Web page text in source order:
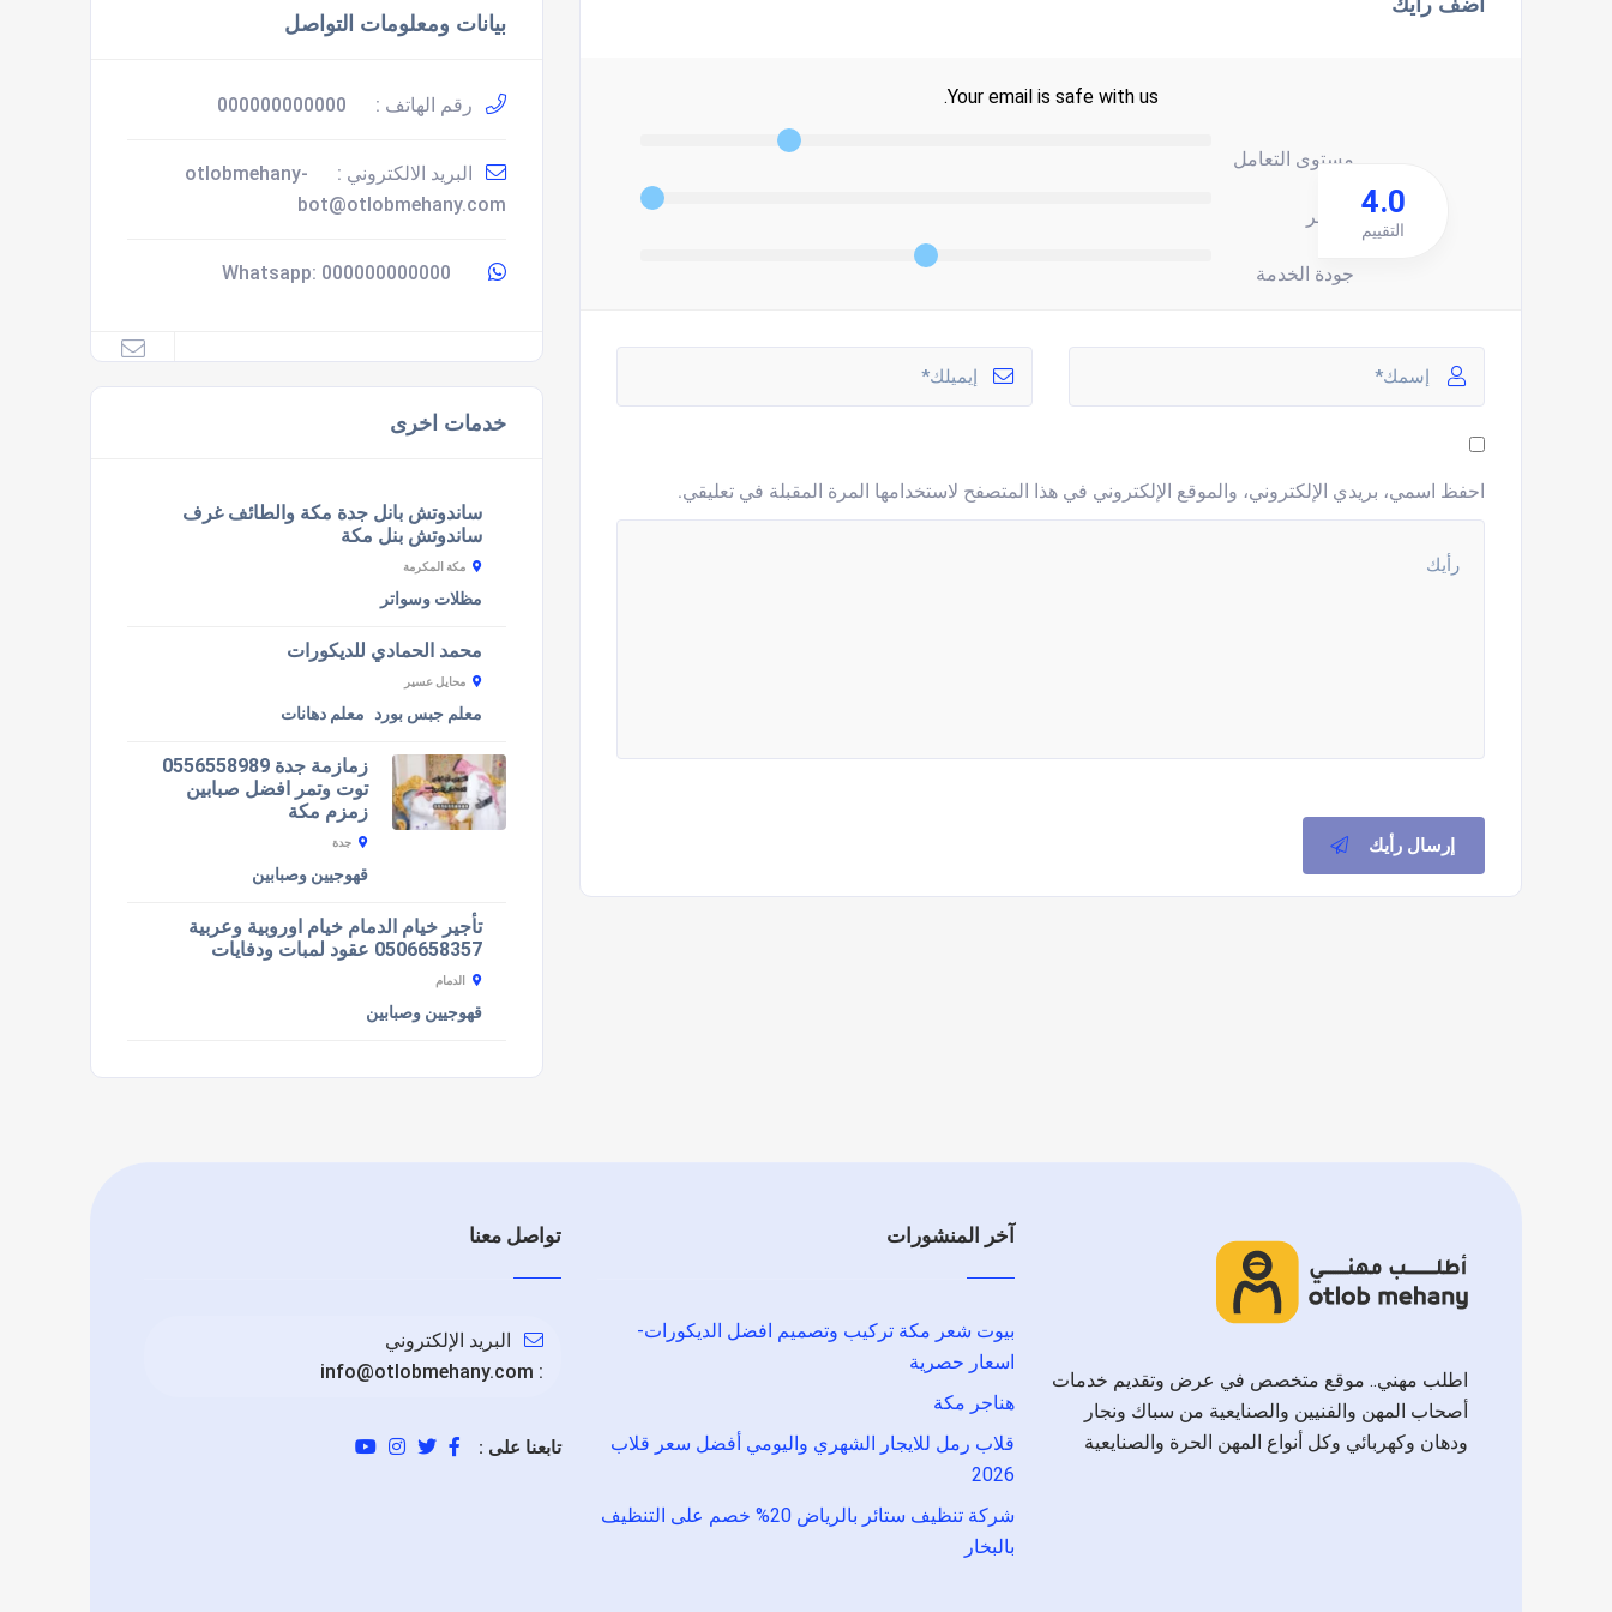
Your email is safe with us.
مستوى التعامل
السعر
جودة الخدمة
4.0
التقييم
احفظ اسمي، بريدي الإلكتروني، والموقع الإلكتروني في هذا المتصفح لاستخدامها المرة المقبلة في تعليقي.
إرسال رأيك
بيانات ومعلومات التواصل
رقم الهاتف : 000000000000
البريد الالكتروني :
otlobmehany-
bot@otlobmehany.com
000000000000
خدمات اخرى
ساندوتش بانل جدة مكة والطائف غرف
ساندوتش بنل مكة
مكة المكرمة
مظلات وسواتر
محمد الحمادي للديكورات
محايل عسير
معلم جبس بورد معلم دهانات
زمازمة جدة 0556558989
توت وتمر افضل صبابين
زمزم مكة
جدة
قهوجيين وصبابين
تأجير خيام الدمام خيام اوروبية وعربية
0506658357 عقود لمبات ودفايات
الدمام
قهوجيين وصبابين
اطلب مهني.. موقع متخصص في عرض وتقديم خدمات
أصحاب المهن والفنيين والصنايعية من سباك ونجار
ودهان وكهربائي وكل أنواع المهن الحرة والصنايعية
آخر المنشورات
بيوت شعر مكة تركيب وتصميم افضل الديكورات-
اسعار حصرية
هناجر مكة
قلاب رمل للايجار الشهري واليومي أفضل سعر قلاب
2026
شركة تنظيف ستائر بالرياض 20% خصم على التنظيف
بالبخار
تواصل معنا
البريد الإلكتروني
:
info@otlobmehany.com
تابعنا على :